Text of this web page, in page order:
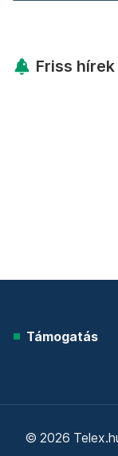
Friss hírek
Támogatás
© 2026